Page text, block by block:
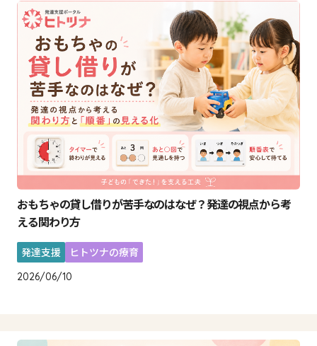
おもちゃの貸し借りが苦手なのはなぜ？発達の視点から考
える関わり方
発達支援 ヒトツナの療育
2026/06/10